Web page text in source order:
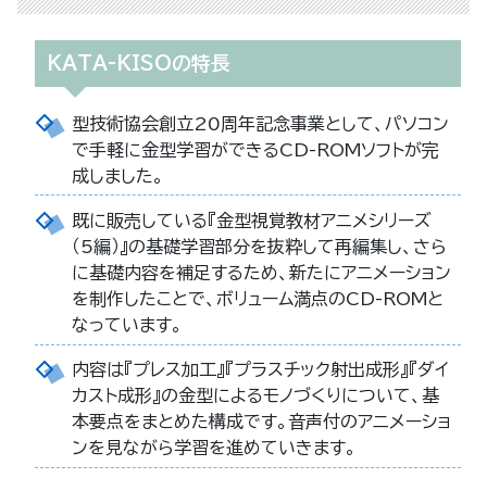
KATA-KISOの特長
型技術協会創立20周年記念事業として、パソコン
で手軽に金型学習ができるCD-ROMソフトが完
成しました。
既に販売している『金型視覚教材アニメシリーズ
（5編）』の基礎学習部分を抜粋して再編集し、さら
に基礎内容を補足するため、新たにアニメーション
を制作したことで、ボリューム満点のCD-ROMと
なっています。
内容は『プレス加工』『プラスチック射出成形』『ダイ
カスト成形』の金型によるモノづくりについて、基
本要点をまとめた構成です。音声付のアニメーショ
ンを見ながら学習を進めていきます。